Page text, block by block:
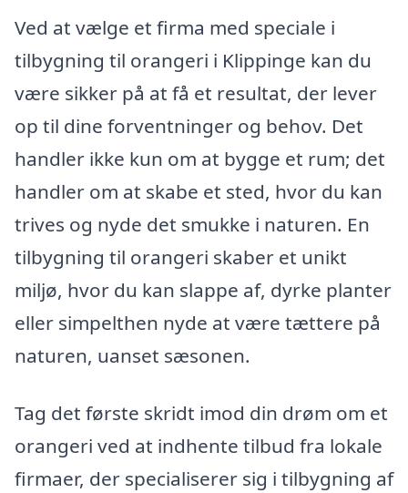
Ved at vælge et firma med speciale i
tilbygning til orangeri i Klippinge kan du
være sikker på at få et resultat, der lever
op til dine forventninger og behov. Det
handler ikke kun om at bygge et rum; det
handler om at skabe et sted, hvor du kan
trives og nyde det smukke i naturen. En
tilbygning til orangeri skaber et unikt
miljø, hvor du kan slappe af, dyrke planter
eller simpelthen nyde at være tættere på
naturen, uanset sæsonen.
Tag det første skridt imod din drøm om et
orangeri ved at indhente tilbud fra lokale
firmaer, der specialiserer sig i tilbygning af